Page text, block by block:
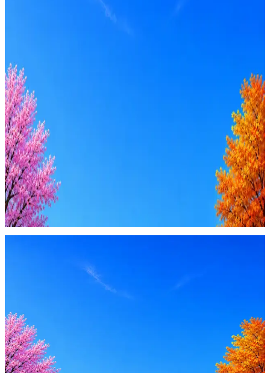
Оффер быстрее с Эйч
Будьте осторожны: если работодатель просит войти через
Google, iCloud или Госуслуги, прислать код или пароль,
запустить ПО или перевести деньги — это мошенники.
Жмите Пожаловаться
Стратегия поиска с AI: рынки, позиции, вилка, каналы